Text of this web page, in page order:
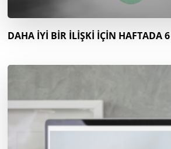
DAHA İYİ BİR İLİŞKİ İÇİN HAFTADA